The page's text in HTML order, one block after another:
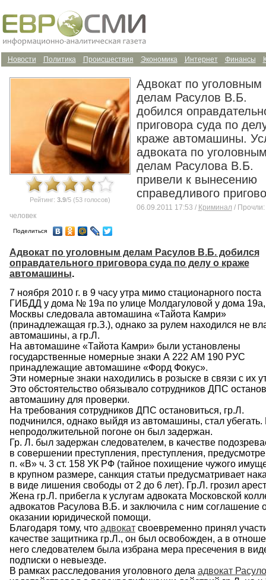
Финансы
Интернет
Экономика
Происшествия
Политика
Новости
Рейтинг: 3.9/5 (53 голосов)
Адвокат по уголовным
делам Расулов В.Б.
добился
приговора суда по
краже автомашины.
адвоката по
делам Расулова В.Б.
привели к вынесению
справедливого
06.09.2011 17:53 / Криминал /
человек
Поделиться
Адвокат по уголовным делам Расулов В.Б. добился
оправдательного приговора суда по делу о краже
автомашины.
7 ноября 2010 г. в 9 часу утра мимо стационарного поста
ГИБДД у дома № 19а по улице Молдагуловой у дома 19а,
Москвы следовала автомашина «Тайота Камри»
(принадлежащая гр.З.), однако за рулем находился не
автомашины, а гр.Л.
На автомашине «Тайота Камри» были установлены
государственные номерные знаки А 222 АМ 190 РУС
принадлежащие автомашине «Форд Фокус».
Эти номерные знаки находились в розыске в связи с их
Это обстоятельство обязывало сотрудников ДПС
автомашину для проверки.
На требования сотрудников ДПС остановиться, гр.Л.
подчинился, однако выйдя из автомашины, стал убегать.
непродолжительной погоне он был задержан.
Гр. Л. был задержан следователем, в качестве
в совершении преступления, преступления,
п. «В» ч. 3 ст. 158 УК РФ (тайное похищение чужого
в крупном размере, санкция статьи предусматривает
в виде лишения свободы от 2 до 6 лет). Гр.Л. грозил
Жена гр.Л. прибегла к услугам адвоката Московской
адвокатов Расулова В.Б. и заключила с ним соглашение
оказании юридической помощи.
Благодаря тому, что адвокатсвоевременно принял
качестве защитника гр.Л., он был освобожден, а в
него следователем была избрана мера пресечения в
подписки о невыезде.
В рамках расследования уголовного дела адвокат